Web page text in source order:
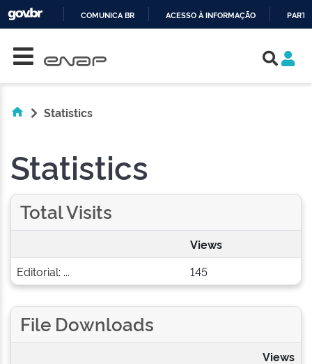
COMUNICA BR ACESSO À INFORMAÇÃO
Statistics
Statistics
Total Visits
Views
Editorial: ...
145
File Downloads
Views